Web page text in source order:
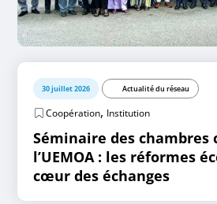
30 juillet 2026 Actualité du réseau
Coopération, Institution
Séminaire des chambres
l’UEMOA : les réformes
cœur des échanges